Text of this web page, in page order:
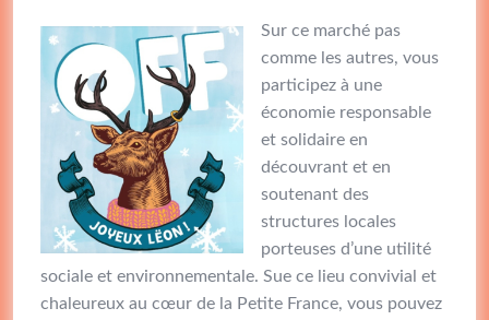
Sur ce marché pas
comme les autres, vous
participez à une
économie responsable
et solidaire en
découvrant et en
soutenant des
structures locales
porteuses d’une utilité
sociale et environnementale. Sue ce lieu convivial et
chaleureux au cœur de la Petite France, vous pouvez